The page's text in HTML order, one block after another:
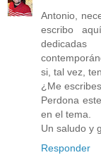
Antonio,
escribo
si, tal vez,
¿Me
Perdona
en el tema.
Un saludo y
Responder